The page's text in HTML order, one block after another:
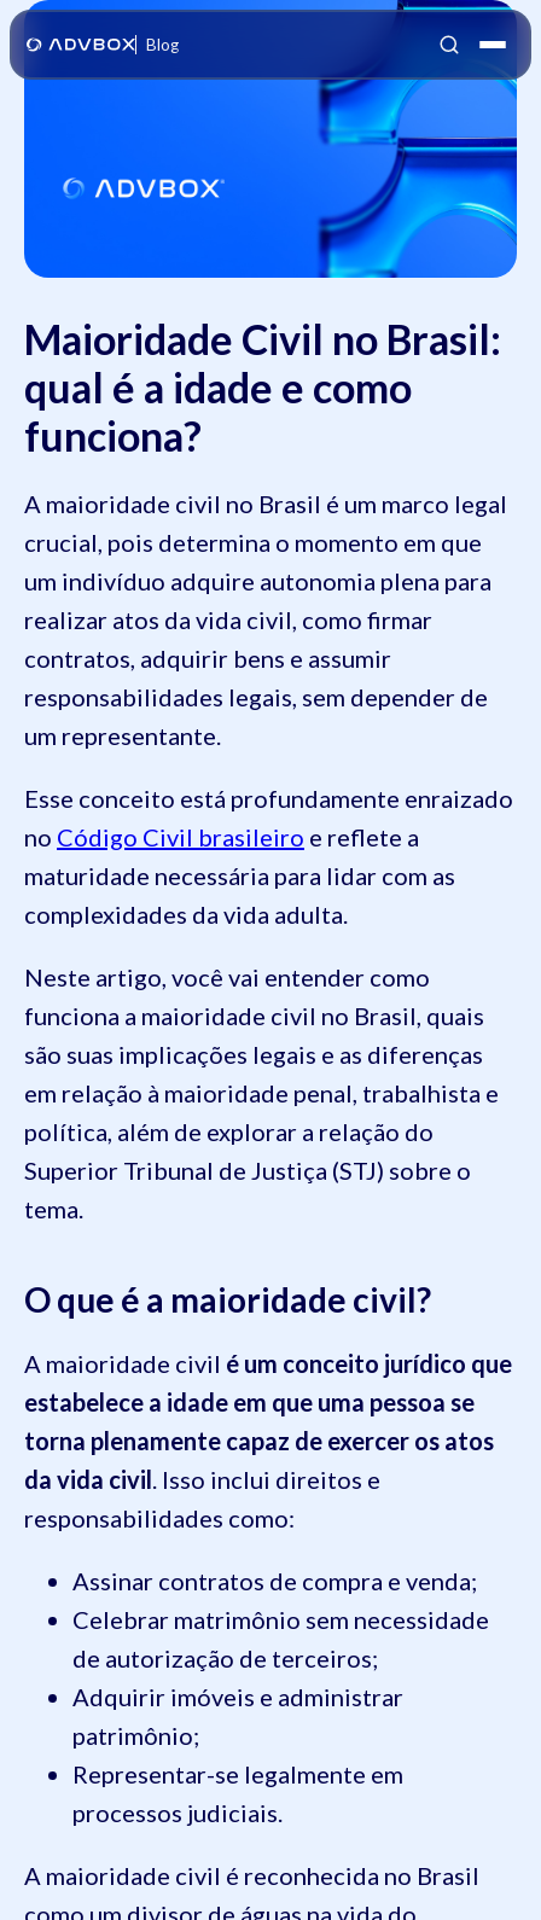
Blog
Maioridade Civil no Brasil:
qual é a idade e como
funciona?
A maioridade civil no Brasil é um marco legal
crucial, pois determina o momento em que
um indivíduo adquire autonomia plena para
realizar atos da vida civil, como firmar
contratos, adquirir bens e assumir
responsabilidades legais, sem depender de
um representante.
Esse conceito está profundamente enraizado
no Código Civil brasileiro e reflete a
maturidade necessária para lidar com as
complexidades da vida adulta.
Neste artigo, você vai entender como
funciona a maioridade civil no Brasil, quais
são suas implicações legais e as diferenças
em relação à maioridade penal, trabalhista e
política, além de explorar a relação do
Superior Tribunal de Justiça (STJ) sobre o
tema.
O que é a maioridade civil?
A maioridade civil é um conceito jurídico que
estabelece a idade em que uma pessoa se
torna plenamente capaz de exercer os atos
da vida civil . Isso inclui direitos e
responsabilidades como:
Assinar contratos de compra e venda;
Celebrar matrimônio sem necessidade
de autorização de terceiros;
Adquirir imóveis e administrar
patrimônio;
Representar-se legalmente em
processos judiciais.
A maioridade civil é reconhecida no Brasil
como um divisor de águas na vida do